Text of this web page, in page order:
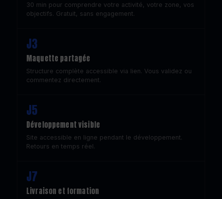
30 min pour comprendre votre activité, votre zone, vos
objectifs. Gratuit, sans engagement.
J3
Maquette partagée
Structure complète accessible via lien. Vous validez ou
commentez directement.
J5
Développement visible
Site accessible en ligne pendant le développement.
Retours en temps réel.
J7
Livraison et formation